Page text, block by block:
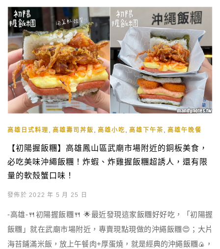
高雄日式料理 , 高雄壽司丼飯 , 高雄小吃 , 高雄下午茶 , 高雄午晚餐
【初陽握飯糰】高雄鳳山區武廟市場附近的銅板美食，
必吃美味沖繩飯糰！炸蝦、炸雞握飯糰超誘人，還有限
量的軟殼蟹口味！
發佈於 2022 年 5 月 25 日
-高雄-🍴初陽握飯糰🍴 🌟最近發現這家飯糰好好吃，「初陽握
飯糰」就在武廟市場附近，專賣現點現做的沖繩飯糰😍；大片
海苔鋪滿米飯，放上午餐肉+厚蛋燒，就是經典的沖繩飯糰🍙，